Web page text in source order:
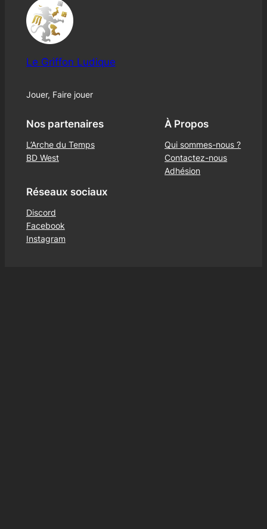
Le Griffon Ludique
Jouer, Faire jouer
Nos partenaires
L’Arche du Temps
BD West
À Propos
Qui sommes-nous ?
Contactez-nous
Adhésion
Réseaux sociaux
Discord
Facebook
Instagram